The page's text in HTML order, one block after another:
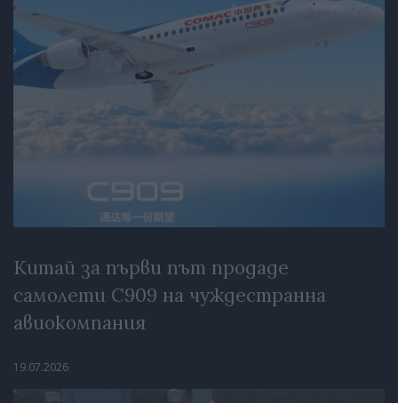
Китай за първи път продаде
самолети C909 на чуждестранна
авиокомпания
19.07.2026